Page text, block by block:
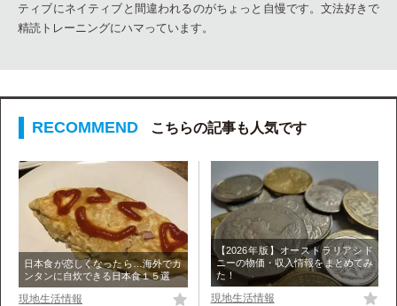
ティブにネイティブと間違われるのがちょっと自慢です。文法好きで
精読トレーニングにハマっています。
こちらの記事も人気です
日本食が恋しくなったら…海外でカ
ンタンに自炊できる日本食１５選
現地生活情報
【2026年版】オーストラリアシド
ニーの物価・収入情報をまとめてみ
た！
現地生活情報